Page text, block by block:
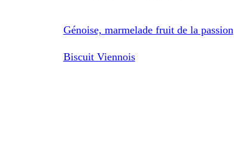
Génoise, marmelade fruit de la passion
Biscuit Viennois